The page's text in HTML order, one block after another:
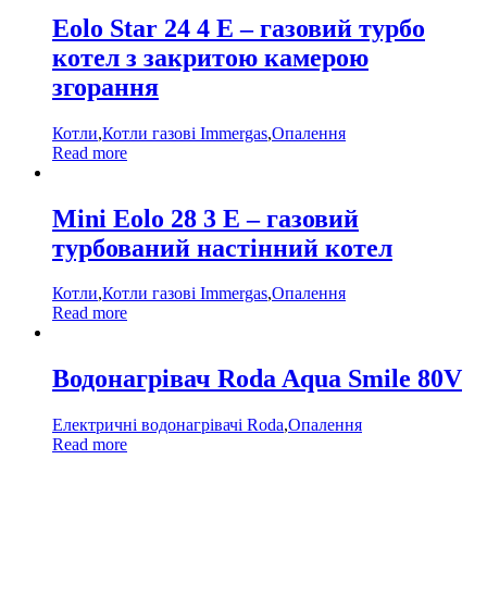
Eolo Star 24 4 E – газовий турбо
котел з закритою камерою
згорання
Котли,Котли газові Immergas,Опалення
Read more
Mini Eolo 28 3 E – газовий
турбований настінний котел
Котли,Котли газові Immergas,Опалення
Read more
Водонагрівач Roda Aqua Smile 80V
Електричні водонагрівачі Roda,Опалення
Read more